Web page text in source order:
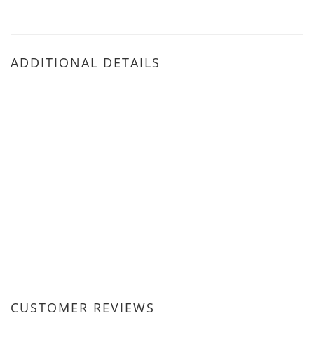
ADDITIONAL DETAILS
CUSTOMER REVIEWS